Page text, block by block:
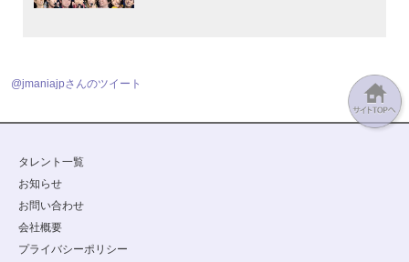
@jmaniajpさんのツイート
タレント一覧
お知らせ
お問い合わせ
会社概要
プライバシーポリシー